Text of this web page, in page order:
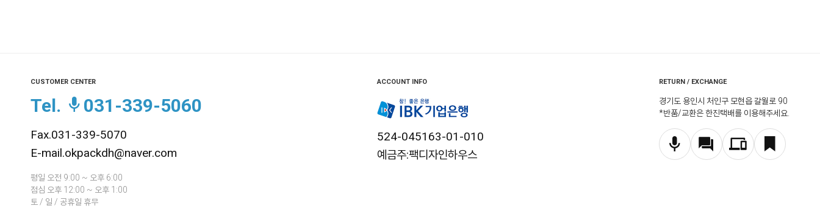
CUSTOMER CENTER
Tel. 031-339-5060
Fax.031-339-5070
E-mail.okpackdh@naver.com
평일 오전 9:00 ~ 오후 6:00
점심 오후 12:00 ~ 오후 1:00
토 / 일 / 공휴일 휴무
ACCOUNT INFO
524-045163-01-010
예금주:팩디자인하우스
RETURN / EXCHANGE
경기도 용인시 처인구 모현읍 갈월로 90
*반품/교환은 한진택배를 이용해주세요.